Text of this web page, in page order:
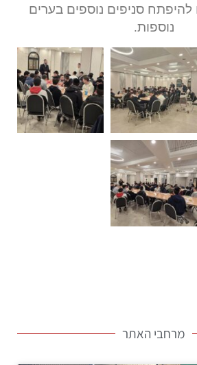
להיפתח סניפים נוספים בערים
נוספות.
מרחבי האתר